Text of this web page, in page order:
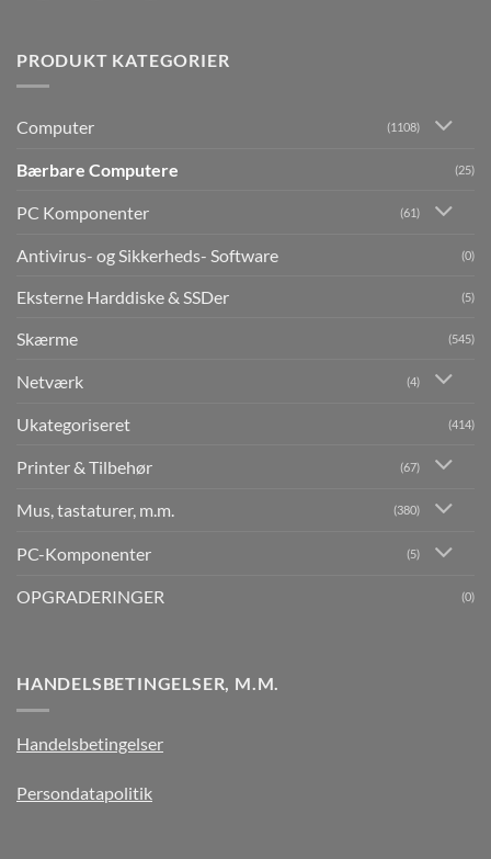
PRODUKT KATEGORIER
Computer (1108)
Bærbare Computere (25)
PC Komponenter (61)
Antivirus- og Sikkerheds- Software (0)
Eksterne Harddiske & SSDer (5)
Skærme (545)
Netværk (4)
Ukategoriseret (414)
Printer & Tilbehør (67)
Mus, tastaturer, m.m. (380)
PC-Komponenter (5)
OPGRADERINGER (0)
HANDELSBETINGELSER, M.M.
Handelsbetingelser
Persondatapolitik